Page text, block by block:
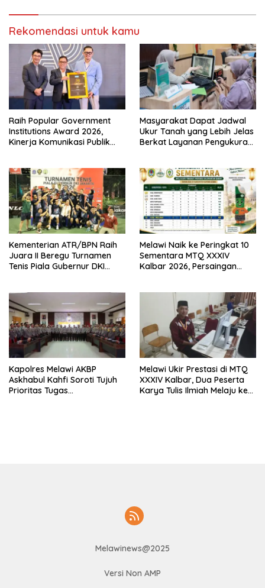
Rekomendasi untuk kamu
Raih Popular Government
Institutions Award 2026,
Kinerja Komunikasi Publik
Masyarakat Dapat Jadwal
Ukur Tanah yang Lebih Jelas
Berkat Layanan Pengukuran
Kementerian ATR/BPN Raih
Juara II Beregu Turnamen
Tenis Piala Gubernur DKI
Melawi Naik ke Peringkat 10
Sementara MTQ XXXIV
Kalbar 2026, Persaingan
Kapolres Melawi AKBP
Askhabul Kahfi Soroti Tujuh
Prioritas Tugas
Melawi Ukir Prestasi di MTQ
XXXIV Kalbar, Dua Peserta
Karya Tulis Ilmiah Melaju ke
Melawinews@2025
Versi Non AMP